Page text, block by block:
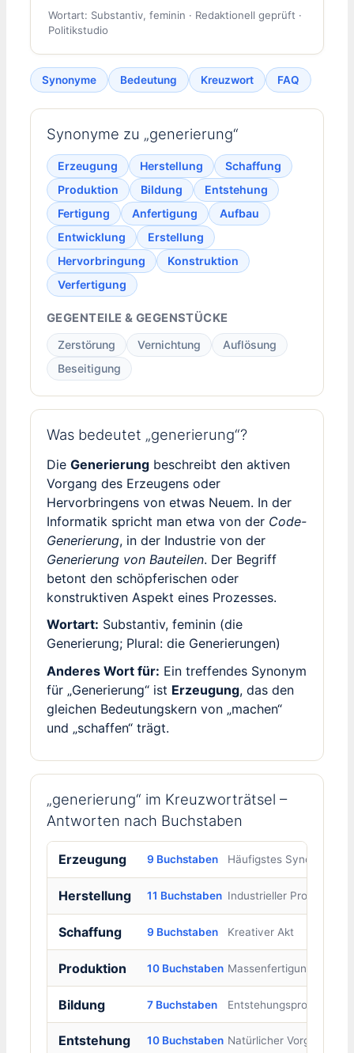
Wortart: Substantiv, feminin · Redaktionell geprüft ·
Politikstudio
Synonyme Bedeutung Kreuzwort FAQ
Synonyme zu „generierung“
Erzeugung Herstellung
Schaffung
Produktion
Bildung
Entstehung
Fertigung
Anfertigung
Aufbau
Entwicklung
Erstellung
Hervorbringung
Konstruktion
Verfertigung
GEGENTEILE & GEGENSTÜCKE
Zerstörung Vernichtung
Auflösung
Beseitigung
Was bedeutet „generierung“?
Die Generierung beschreibt den aktiven
Vorgang des Erzeugens oder
Hervorbringens von etwas Neuem. In der
Informatik spricht man etwa von der Code-
Generierung, in der Industrie von der
Generierung von Bauteilen. Der Begriff
betont den schöpferischen oder
konstruktiven Aspekt eines Prozesses.
Wortart: Substantiv, feminin (die
Generierung; Plural: die Generierungen)
Anderes Wort für: Ein treffendes Synonym
für „Generierung“ ist Erzeugung, das den
gleichen Bedeutungskern von „machen“
und „schaffen“ trägt.
„generierung“ im Kreuzworträtsel –
Antworten nach Buchstaben
Erzeugung 9 Buchstaben Häufigstes Synonym
Herstellung 11 Buchstaben Industrieller Prozess
Schaffung 9 Buchstaben Kreativer Akt
Produktion 10 Buchstaben Massenfertigung
Bildung 7 Buchstaben Entstehungsprozess
Entstehung 10 Buchstaben Natürlicher Vorgang